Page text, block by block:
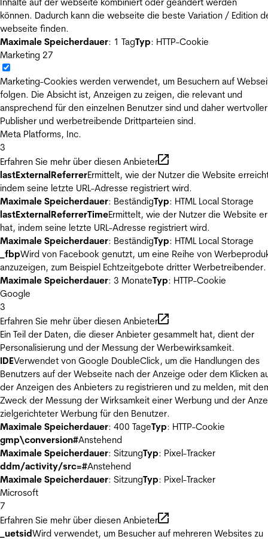
können. Dadurch kann die webseite die beste Variation / Edition
webseite finden.
Maximale Speicherdauer: 1 TagTyp: HTTP-Cookie
Marketing 27
Marketing-Cookies werden verwendet, um Besuchern auf
folgen. Die Absicht ist, Anzeigen zu zeigen, die relevant und
ansprechend für den einzelnen Benutzer sind und daher
Publisher und werbetreibende Drittparteien sind.
Meta Platforms, Inc.
3
Erfahren Sie mehr über diesen Anbieter
lastExternalReferrerErmittelt, wie der Nutzer die Website
indem seine letzte URL-Adresse registriert wird.
Maximale Speicherdauer: BeständigTyp: HTML Local Storage
lastExternalReferrerTimeErmittelt, wie der Nutzer die Website
hat, indem seine letzte URL-Adresse registriert wird.
Maximale Speicherdauer: BeständigTyp: HTML Local Storage
_fbpWird von Facebook genutzt, um eine Reihe von
anzuzeigen, zum Beispiel Echtzeitgebote dritter Werbetreibender.
Maximale Speicherdauer: 3 MonateTyp: HTTP-Cookie
Google
3
Erfahren Sie mehr über diesen Anbieter
Ein Teil der Daten, die dieser Anbieter gesammelt hat, dient der
Personalisierung und der Messung der Werbewirksamkeit.
IDEVerwendet von Google DoubleClick, um die Handlungen des
Benutzers auf der Webseite nach der Anzeige oder dem Klicken
der Anzeigen des Anbieters zu registrieren und zu melden, mit
Zweck der Messung der Wirksamkeit einer Werbung und der
zielgerichteter Werbung für den Benutzer.
Maximale Speicherdauer: 400 TageTyp: HTTP-Cookie
gmp\conversion#Anstehend
Maximale Speicherdauer: SitzungTyp: Pixel-Tracker
ddm/activity/src=#Anstehend
Maximale Speicherdauer: SitzungTyp: Pixel-Tracker
Microsoft
7
Erfahren Sie mehr über diesen Anbieter
_uetsidWird verwendet, um Besucher auf mehreren Websites zu